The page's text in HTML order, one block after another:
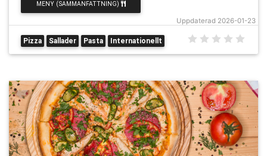
Uppdaterad 2026-01-23
MENY (SAMMANFATTNING)
Pizza Sallader Pasta Internationellt